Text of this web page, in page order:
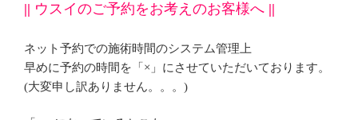
|| ウスイのご予約をお考えのお客様へ ||
ネット予約での施術時間のシステム管理上
早めに予約の時間を「×」にさせていただいております。
(大変申し訳ありません。。。)